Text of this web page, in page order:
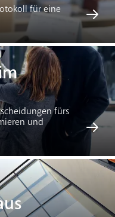
für eine
fürs
und